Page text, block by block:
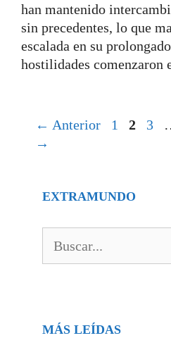
han mantenido
sin precedentes, lo que
escalada en su
hostilidades comenzaron
← Anterior Página
1 Página
2 3
→
EXTRAMUNDO
MÁS LEÍDAS